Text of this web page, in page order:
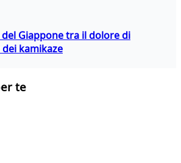
Giappone tra il dolore di
kamikaze
te